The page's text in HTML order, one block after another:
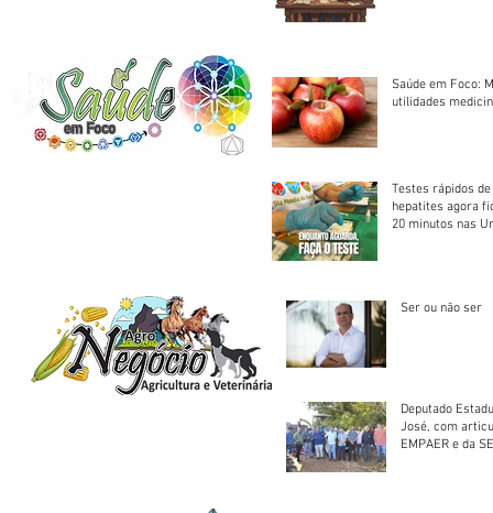
Saúde em Foco:
utilidades
Testes rápidos
hepatites agora
20 minutos nas
Ser ou não ser
Deputado
José, com
EMPAER e da